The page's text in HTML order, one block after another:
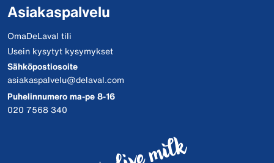
Asiakaspalvelu
OmaDeLaval tili
Usein kysytyt kysymykset
Sähköpostiosoite
asiakaspalvelu@delaval.com
Puhelinnumero ma-pe 8-16
020 7568 340